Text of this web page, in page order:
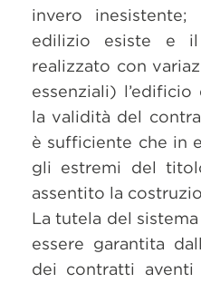
invero
edilizio esiste e
realizzato con
essenziali)
la validità del
è sufficiente che in
gli estremi del
assentito la
La tutela del
essere garantita
dei contratti